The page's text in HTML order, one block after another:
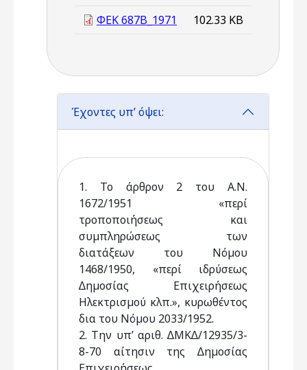
ΦΕΚ 687Β_1971 102.33 KB
Έχοντες υπ’ όψει:
1. Το άρθρον 2 του Α.Ν.
1672/1951 «περί
τροποποιήσεως και
συµπληρώσεως των
διατάξεων του Νόµου
1468/1950, «περί ιδρύσεως
∆ηµοσίας Επιχειρήσεως
Ηλεκτρισµού κλπ.», κυρωθέντος
δια του Νόµου 2033/1952.
2. Την υπ’ αριθ. ∆ΜΚ∆/12935/3-
8-70 αίτησιν της ∆ηµοσίας